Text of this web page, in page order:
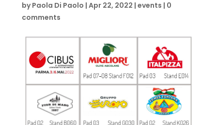
byPaola Di Paolo | Apr 22, 2022 | events | 0
comments